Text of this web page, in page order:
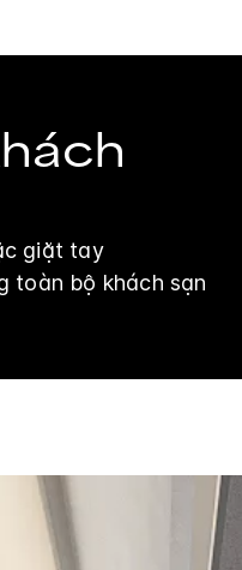
giặt tay
toàn bộ khách sạn